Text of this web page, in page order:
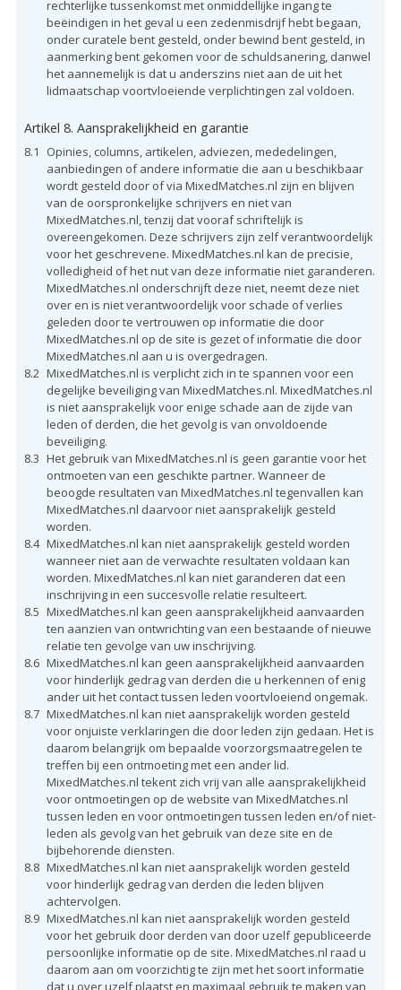
rechterlijke tussenkomst met onmiddellijke ingang te
beëindigen in het geval u een zedenmisdrijf hebt begaan,
onder curatele bent gesteld, onder bewind bent gesteld, in
aanmerking bent gekomen voor de schuldsanering, danwel
het aannemelijk is dat u anderszins niet aan de uit het
lidmaatschap voortvloeiende verplichtingen zal voldoen.
Artikel 8. Aansprakelijkheid en garantie
8.1
Opinies, columns, artikelen, adviezen, mededelingen,
aanbiedingen of andere informatie die aan u beschikbaar
wordt gesteld door of via MixedMatches.nl zijn en blijven
van de oorspronkelijke schrijvers en niet van
MixedMatches.nl, tenzij dat vooraf schriftelijk is
overeengekomen. Deze schrijvers zijn zelf verantwoordelijk
voor het geschrevene. MixedMatches.nl kan de precisie,
volledigheid of het nut van deze informatie niet garanderen.
MixedMatches.nl onderschrijft deze niet, neemt deze niet
over en is niet verantwoordelijk voor schade of verlies
geleden door te vertrouwen op informatie die door
MixedMatches.nl op de site is gezet of informatie die door
MixedMatches.nl aan u is overgedragen.
8.2 MixedMatches.nl is verplicht zich in te spannen voor een
degelijke beveiliging van MixedMatches.nl. MixedMatches.nl
is niet aansprakelijk voor enige schade aan de zijde van
leden of derden, die het gevolg is van onvoldoende
beveiliging.
8.3 Het gebruik van MixedMatches.nl is geen garantie voor het
ontmoeten van een geschikte partner. Wanneer de
beoogde resultaten van MixedMatches.nl tegenvallen kan
MixedMatches.nl daarvoor niet aansprakelijk gesteld
worden.
8.4 MixedMatches.nl kan niet aansprakelijk gesteld worden
wanneer niet aan de verwachte resultaten voldaan kan
worden. MixedMatches.nl kan niet garanderen dat een
inschrijving in een succesvolle relatie resulteert.
8.5 MixedMatches.nl kan geen aansprakelijkheid aanvaarden
ten aanzien van ontwrichting van een bestaande of nieuwe
relatie ten gevolge van uw inschrijving.
8.6 MixedMatches.nl kan geen aansprakelijkheid aanvaarden
voor hinderlijk gedrag van derden die u herkennen of enig
ander uit het contact tussen leden voortvloeiend ongemak.
8.7 MixedMatches.nl kan niet aansprakelijk worden gesteld
voor onjuiste verklaringen die door leden zijn gedaan. Het is
daarom belangrijk om bepaalde voorzorgsmaatregelen te
treffen bij een ontmoeting met een ander lid.
MixedMatches.nl tekent zich vrij van alle aansprakelijkheid
voor ontmoetingen op de website van MixedMatches.nl
tussen leden en voor ontmoetingen tussen leden en/of niet-
leden als gevolg van het gebruik van deze site en de
bijbehorende diensten.
8.8 MixedMatches.nl kan niet aansprakelijk worden gesteld
voor hinderlijk gedrag van derden die leden blijven
achtervolgen.
8.9 MixedMatches.nl kan niet aansprakelijk worden gesteld
voor het gebruik door derden van door uzelf gepubliceerde
persoonlijke informatie op de site. MixedMatches.nl raad u
daarom aan om voorzichtig te zijn met het soort informatie
dat u over uzelf plaatst en maximaal gebruik te maken van